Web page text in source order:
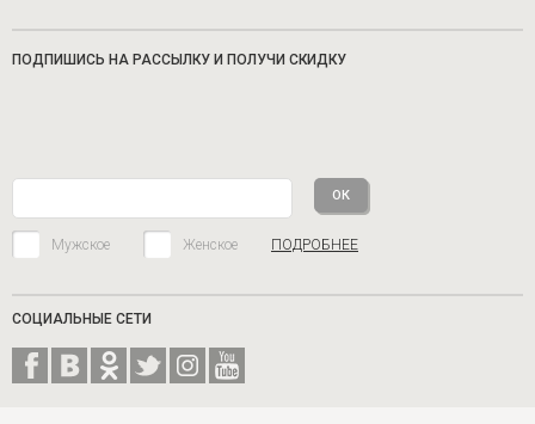
ПОДПИШИСЬ НА РАССЫЛКУ И ПОЛУЧИ СКИДКУ
Мужское Женское ПОДРОБНЕЕ
СОЦИАЛЬНЫЕ СЕТИ